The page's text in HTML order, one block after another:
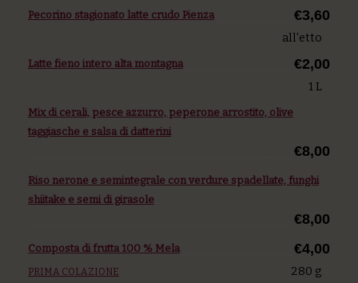
Pecorino stagionato latte crudo Pienza €3,60
all'etto
Latte fieno intero alta montagna €2,00
1 L
Mix di cerali, pesce azzurro, peperone arrostito, olive
taggiasche e salsa di datterini
€8,00
Riso nerone e semintegrale con verdure spadellate, funghi
shiitake e semi di girasole
€8,00
Composta di frutta 100 % Mela €4,00
280 g
PRIMA COLAZIONE